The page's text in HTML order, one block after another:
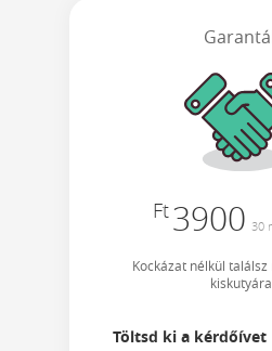
Ft3900 30
Kockázat nélkül
kiskutyára.
Töltsd ki a kérdőívet